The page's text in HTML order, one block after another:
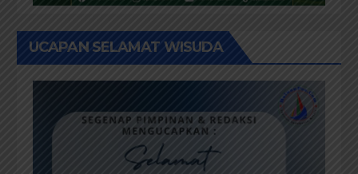
UCAPAN SELAMAT WISUDA